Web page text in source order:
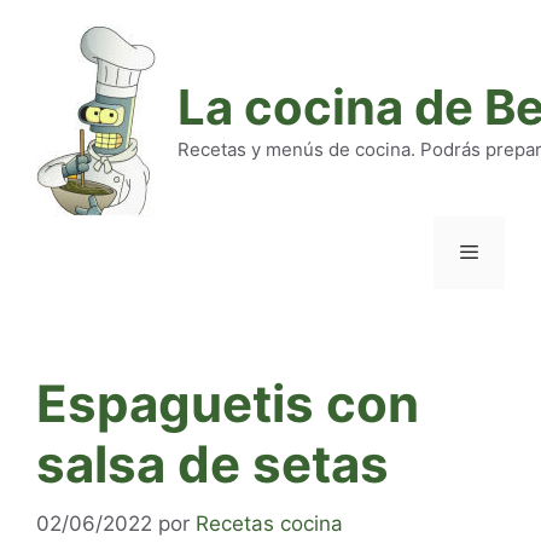
La cocina de
Recetas y menús de cocina. Podrás
Espaguetis con
salsa de setas
02/06/2022 por Recetas cocina